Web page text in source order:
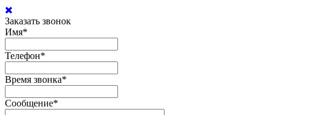
Заказать звонок
Имя*
Телефон*
Время звонка*
Сообщение*